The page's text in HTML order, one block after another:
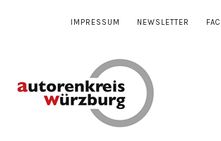
IMPRESSUM NEWSLETTER